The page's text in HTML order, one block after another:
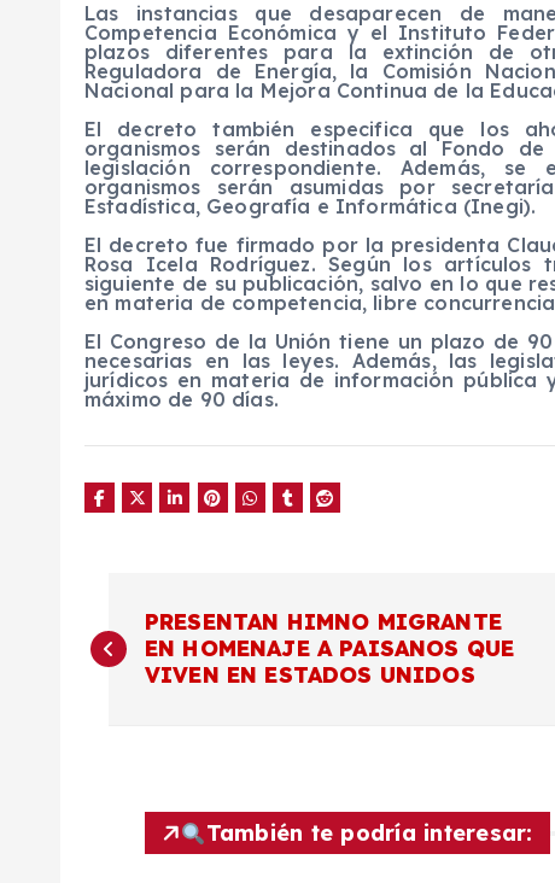
Las instancias que desaparecen de
Competencia Económica y el Instituto
plazos diferentes para la extinción de
Reguladora de Energía, la Comisión
Nacional para la Mejora Continua de la
El decreto también especifica que los
organismos serán destinados al Fondo
legislación correspondiente. Además,
organismos serán asumidas por
Estadística, Geografía e Informática (Inegi).
El decreto fue firmado por la presidenta
Rosa Icela Rodríguez. Según los
siguiente de su publicación, salvo en lo que
en materia de competencia, libre
El Congreso de la Unión tiene un plazo de
necesarias en las leyes. Además, las
jurídicos en materia de información
máximo de 90 días.
a
PRESENTAN HIMNO MIGRANTE
EN HOMENAJE A PAISANOS QUE
VIVEN EN ESTADOS UNIDOS
También te podría interesar: